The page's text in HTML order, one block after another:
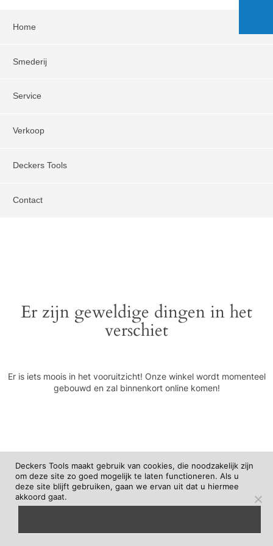
Home
Smederij
Service
Verkoop
Deckers Tools
Contact
Er zijn geweldige dingen in het
verschiet
Er is iets moois in het vooruitzicht! Onze winkel wordt momenteel
gebouwd en zal binnenkort online komen!
Deckers Tools maakt gebruik van cookies, die noodzakelijk zijn
om deze site zo goed mogelijk te laten functioneren. Als u
deze site blijft gebruiken, gaan we ervan uit dat u hiermee
akkoord gaat.